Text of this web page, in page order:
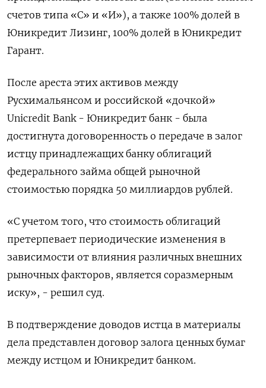
счетов типа «С» и «И»), а также 100% долей в
Юникредит Лизинг, 100% долей в Юникредит
Гарант.
После ареста этих активов между
Русхимальянсом и российской «дочкой»
Unicredit Bank - Юникредит банк - была
достигнута договоренность о передаче в залог
истцу принадлежащих банку облигаций
федерального займа общей рыночной
стоимостью порядка 50 миллиардов рублей.
«С учетом того, что стоимость облигаций
претерпевает периодические изменения в
зависимости от влияния различных внешних
рыночных факторов, является соразмерным
иску», - решил суд.
В подтверждение доводов истца в материалы
дела представлен договор залога ценных бумаг
между истцом и Юникредит банком.